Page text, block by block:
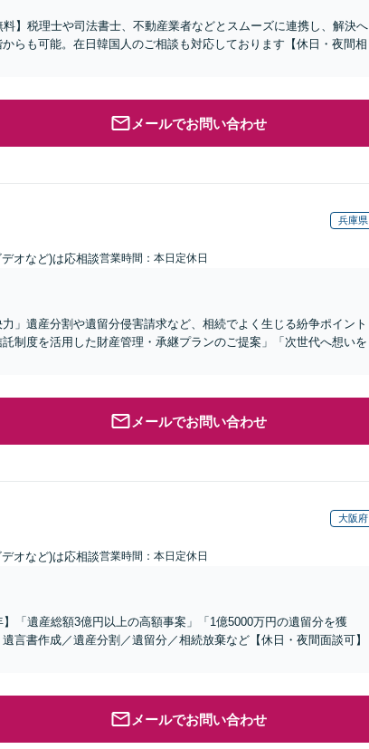
】税理士や司法書士、不動産業者などとスムーズに連携し、解決へ
らも可能。在日韓国人のご相談も対応しております【休日・夜間相
メールでお問い合わせ
兵庫県
オなど)は応相談営業時間：本日定休日
」遺産分割や遺留分侵害請求など、相続でよく生じる紛争ポイント
制度を活用した財産管理・承継プランのご提案」「次世代へ想いを
メールでお問い合わせ
大阪府
オなど)は応相談営業時間：本日定休日
「遺産総額3億円以上の高額事案」「1億5000万円の遺留分を獲
言書作成／遺産分割／遺留分／相続放棄など【休日・夜間面談可】
メールでお問い合わせ